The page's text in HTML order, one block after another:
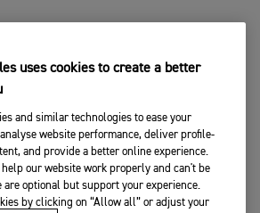
uses cookies to create a better
and similar technologies to ease your
website performance, deliver profile-
and provide a better online experience.
help our website work properly and can't be
are optional but support your experience.
by clicking on “Allow all” or adjust your